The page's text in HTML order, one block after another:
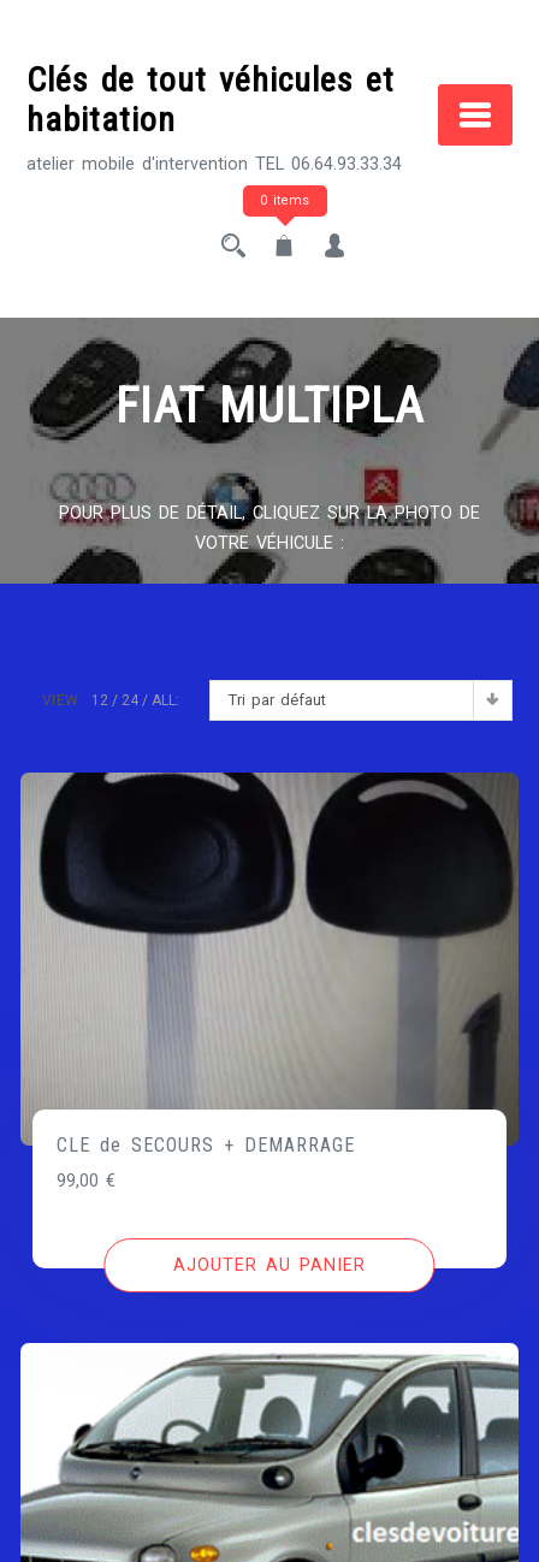
contentClés de tout véhicules et
habitation
atelier mobile d'intervention TEL 06.64.93.33.34
0 items
FIAT MULTIPLA
POUR PLUS DE DÉTAIL, CLIQUEZ SUR LA PHOTO DE
VOTRE VÉHICULE :
Tri par défaut
VIEW: 12 24 ALL:
CLE de SECOURS + DEMARRAGE
99,00€
AJOUTER AU PANIER